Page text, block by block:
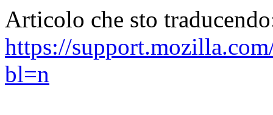
Articolo che sto
https://
bl=n